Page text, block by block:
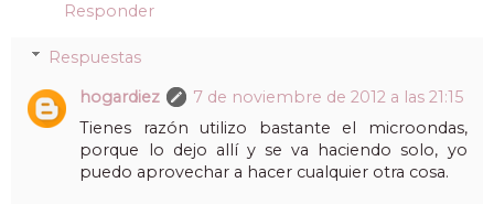
Responder
Respuestas
hogardiez
7 de noviembre de 2012 a las 21:15
Tienes razón utilizo bastante el microondas,
porque lo dejo allí y se va haciendo solo, yo
puedo aprovechar a hacer cualquier otra cosa.